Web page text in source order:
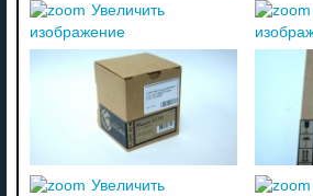
Увеличить
изображение
Увеличить